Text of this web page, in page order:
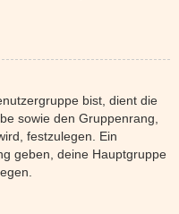
bist, dient die
sowie den Gruppenrang,
festzulegen. Ein
geben, deine Hauptgruppe